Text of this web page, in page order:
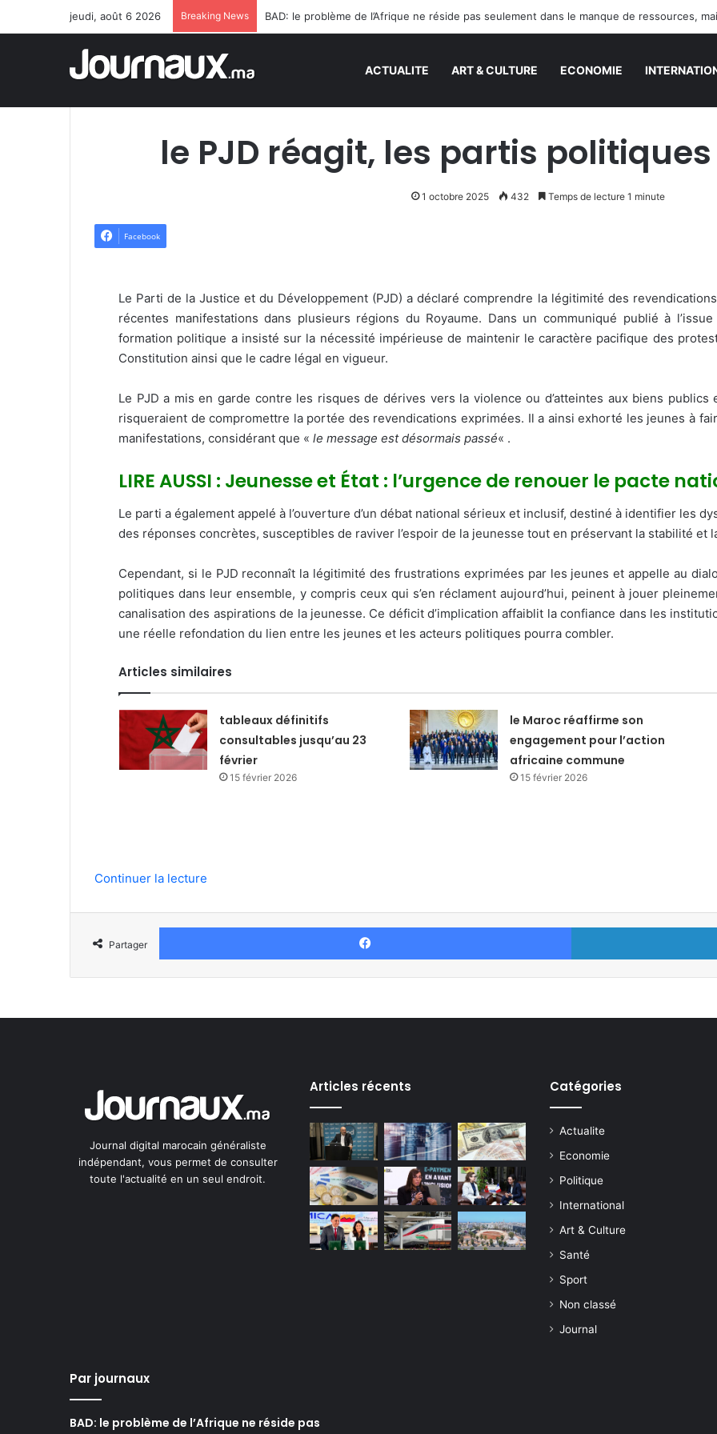
jeudi, août 6 2026 Breaking News
ACTUALITE ART & CULTURE ECONOMIE
le PJD réagit, les partis
1 octobre 2025 432 Temps de lecture 1 minute
Facebook
Le Parti de la Justice et du Développement (PJD) a déclaré comprendre la légitimité des
récentes manifestations dans plusieurs régions du Royaume. Dans un communiqué publié à
formation politique a insisté sur la nécessité impérieuse de maintenir le caractère pacifique des
Constitution ainsi que le cadre légal en vigueur.
Le PJD a mis en garde contre les risques de dérives vers la violence ou d’atteintes aux biens
risqueraient de compromettre la portée des revendications exprimées. Il a ainsi exhorté les jeunes à
manifestations, considérant que « le message est désormais passé« .
LIRE AUSSI : Jeunesse et État : l’urgence de renouer le pacte
Le parti a également appelé à l’ouverture d’un débat national sérieux et inclusif, destiné à identifier les
des réponses concrètes, susceptibles de raviver l’espoir de la jeunesse tout en préservant la stabilité et
Cependant, si le PJD reconnaît la légitimité des frustrations exprimées par les jeunes et appelle au
politiques dans leur ensemble, y compris ceux qui s’en réclament aujourd’hui, peinent à jouer
canalisation des aspirations de la jeunesse. Ce déficit d’implication affaiblit la confiance dans les
une réelle refondation du lien entre les jeunes et les acteurs politiques pourra combler.
Articles similaires
tableaux définitifs
consultables jusqu’au 23
février
15 février 2026
le Maroc réaffirme son
engagement pour l’action
africaine commune
15 février 2026
Continuer la lecture
Partager
Facebook
Journal digital marocain généraliste
indépendant, vous permet de consulter
toute l'actualité en un seul endroit.
Articles récents Catégories
Actualite
Economie
Politique
International
Art & Culture
Santé
Sport
Non classé
Journal
Par journaux
BAD: le problème de l’Afrique ne réside pas